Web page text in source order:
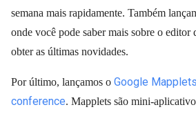
semana mais rapidamente. Também
onde você pode saber mais sobre o
obter as últimas novidades.
Por último, lançamos o Google Mapplets
conference. Mapplets são mini-